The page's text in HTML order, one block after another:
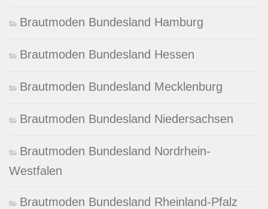
Brautmoden Bundesland Hamburg
Brautmoden Bundesland Hessen
Brautmoden Bundesland Mecklenburg
Brautmoden Bundesland Niedersachsen
Brautmoden Bundesland Nordrhein-
Westfalen
Brautmoden Bundesland Rheinland-Pfalz